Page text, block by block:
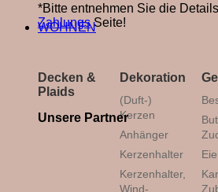
WOHNEN
Decken &
Plaids
Dekoration
(Duft-)
Kerzen
Anhänger
Kerzenhalter
Kerzenhalter,
Wind-
*Bitte entnehmen Sie die
ZahlungsSeite!
Unsere Partner